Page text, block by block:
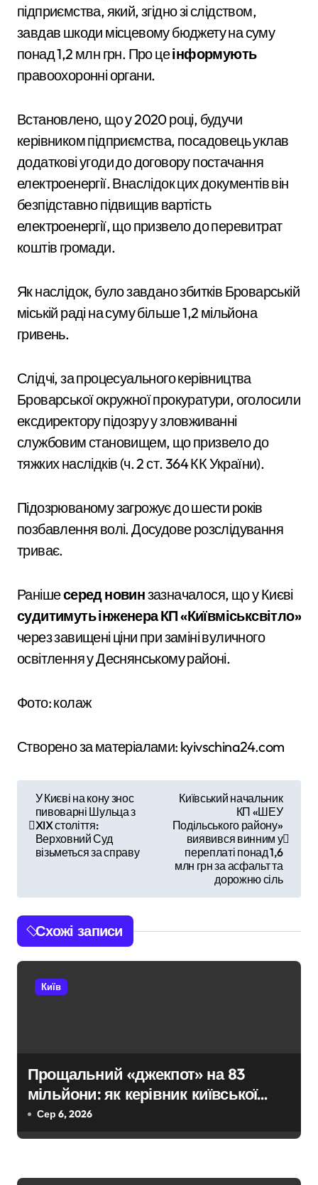
підприємства, який, згідно зі слідством,
завдав шкоди місцевому бюджету на суму
понад 1,2 млн грн. Про цеінформують
правоохоронні органи.
Встановлено, що у 2020 році, будучи
керівником підприємства, посадовець уклав
додаткові угоди до договору постачання
електроенергії. Внаслідок цих документів він
безпідставно підвищив вартість
електроенергії, що призвело до перевитрат
коштів громади.
Як наслідок, було завдано збитків Броварській
міській раді на суму більше 1,2 мільйона
гривень.
Слідчі, за процесуального керівництва
Броварської окружної прокуратури, оголосили
ексдиректору підозру у зловживанні
службовим становищем, що призвело до
тяжких наслідків (ч. 2 ст. 364 КК України).
Підозрюваному загрожує до шести років
позбавлення волі. Досудове розслідування
триває.
Ранішесеред новинзазначалося, що у Києві
судитимуть інженера КП «Київміськсвітло»
через завищені ціни при заміні вуличного
освітлення у Деснянському районі.
Фото: колаж
Створено за матеріалами: kyivschina24.com
г
а
ц
п
и
с
У Києві на кону знос
пивоварні Шульца з
XIX століття:
Верховний Суд
візьметься за справу
Київський начальник
КП «ШЕУ
Подільського району»
виявився винним у
переплаті понад 1,6
млн грн за асфальт та
дорожню сіль
Схожі записи
Київ
Прощальний «джекпот» на 83
мільйони: як керівник київської
швидкої віддав бюджетні кошти
шахраям
Сер 6, 2026